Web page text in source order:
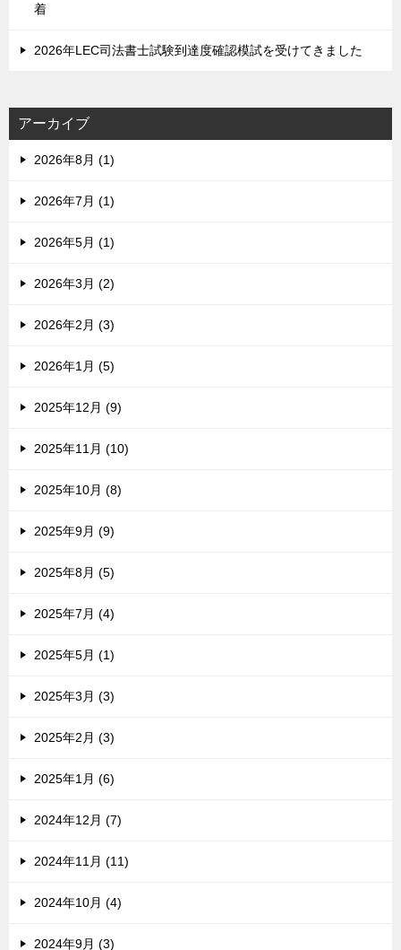
着
2026年LEC司法書士試験到達度確認模試を受けてきました
アーカイブ
2026年8月 (1)
2026年7月 (1)
2026年5月 (1)
2026年3月 (2)
2026年2月 (3)
2026年1月 (5)
2025年12月 (9)
2025年11月 (10)
2025年10月 (8)
2025年9月 (9)
2025年8月 (5)
2025年7月 (4)
2025年5月 (1)
2025年3月 (3)
2025年2月 (3)
2025年1月 (6)
2024年12月 (7)
2024年11月 (11)
2024年10月 (4)
2024年9月 (3)